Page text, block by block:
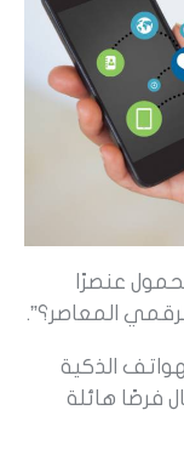
عنصرًا
المعاصر؟”.
للهواتف الذكية
فرصًا هائلة